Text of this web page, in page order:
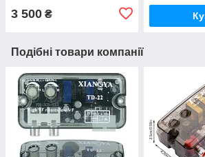
3 500 ₴
Подібні товари компанії